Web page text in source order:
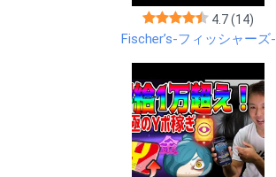
4.7(14)
Fischer’s-フィッシャーズ-